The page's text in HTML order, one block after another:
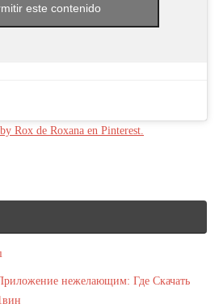
este contenido
Rox de Roxana en Pinterest.
нежелающим: Где Скачать